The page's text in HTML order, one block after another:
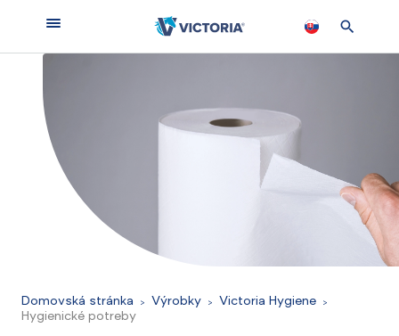
Domovská stránka Výrobky
Victoria Hygiene
Hygienické potreby